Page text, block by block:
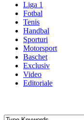
Liga 1
Fotbal
Tenis
Handbal
Sporturi
Motorsport
Baschet
Exclusiv
Video
Editoriale